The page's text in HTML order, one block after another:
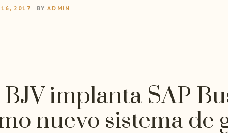
16, 2017 BY ADMIN
implanta SAP
nuevo sistema de